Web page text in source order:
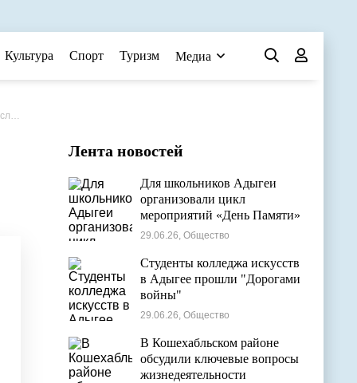
Культура Спорт Туризм Медиа
Лента новостей
Для школьников Адыгеи
организовали цикл
мероприятий «День Памяти»
29.06.26, Общество
Студенты колледжа искусств
в Адыгее прошли "Дорогами
войны"
29.06.26, Общество
В Кошехабльском районе
обсудили ключевые вопросы
жизнедеятельности